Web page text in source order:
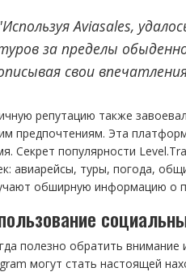
Aviasales,
за пределы
свои
репутацию также
предпочтениям. Эта
Секрет популярности
авиарейсы, туры, погода,
обширную информацию о
полезно обратить внимание
могут стать настоящей